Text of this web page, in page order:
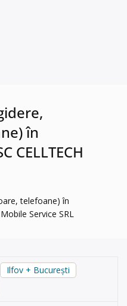
în
CELLTECH
telefoane) în
Service SRL
Ilfov + București